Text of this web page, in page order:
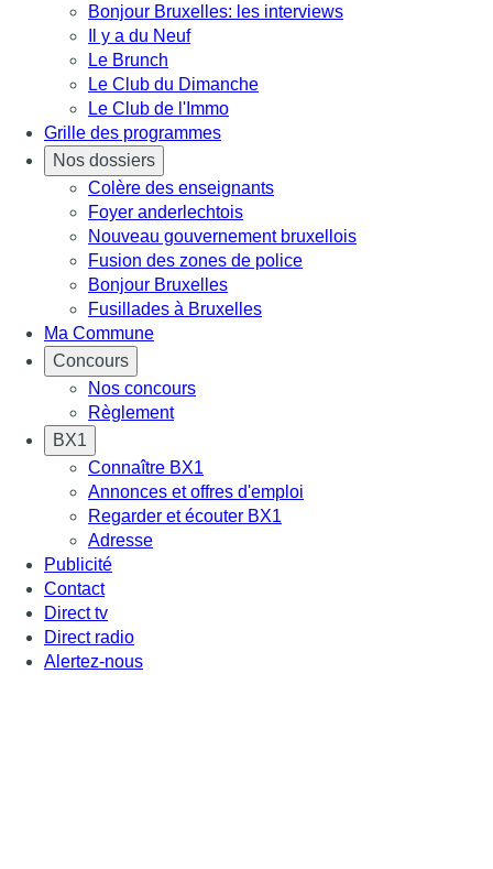
Bonjour Bruxelles: les interviews
Il y a du Neuf
Le Brunch
Le Club du Dimanche
Le Club de l'Immo
Grille des programmes
Nos dossiers
Colère des enseignants
Foyer anderlechtois
Nouveau gouvernement bruxellois
Fusion des zones de police
Bonjour Bruxelles
Fusillades à Bruxelles
Ma Commune
Concours
Nos concours
Règlement
BX1
Connaître BX1
Annonces et offres d'emploi
Regarder et écouter BX1
Adresse
Publicité
Contact
Direct tv
Direct radio
Alertez-nous